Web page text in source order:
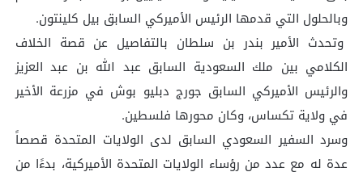
وبالحلول التي قدمها الرئيس الأميركي السابق بيل كلينتون.
وتحدث الأمير بندر بن سلطان بالتفاصيل عن قصة الخلاف
الكلامي بين ملك السعودية السابق عبد الله بن عبد العزيز
والرئيس الأميركي السابق جورج دبليو بوش في مزرعة الأخير
في ولاية تكساس، وكان محورها فلسطين.
وسرد السفير السعودي السابق لدى الولايات المتحدة قصصاً
عدة له مع عدد من رؤساء الولايات المتحدة الأميركية، بدءًا من